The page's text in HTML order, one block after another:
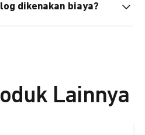
di website Anda.
dikenakan biaya?
Lainnya